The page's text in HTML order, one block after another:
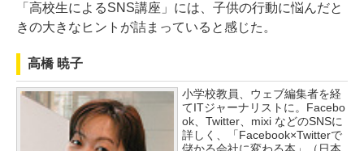
「高校生によるSNS講座」には、子供の行動に悩んだと
きの大きなヒントが詰まっていると感じた。
高橋 暁子
小学校教員、ウェブ編集者を経
てITジャーナリストに。Facebo
ok、Twitter、mixi などのSNSに
詳しく、「Facebook×Twitterで